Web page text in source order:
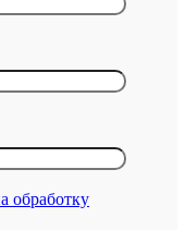
обработку